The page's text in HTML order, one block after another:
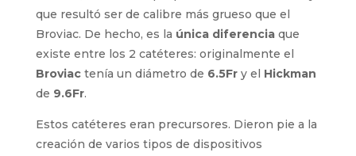
pudieran usar en niños y que resultó ser de
calibre más grueso que el Broviac. De hecho, es
catéteres: originalmente el
Broviac
tenía un
9.6Fr
la creación de varios tipos de dispositivos